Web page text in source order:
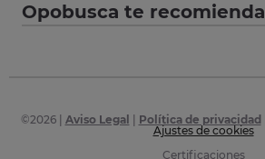
Opobusca te recomienda
©2026| Aviso Legal Política de privacidad
Ajustes de cookies
Certificaciones